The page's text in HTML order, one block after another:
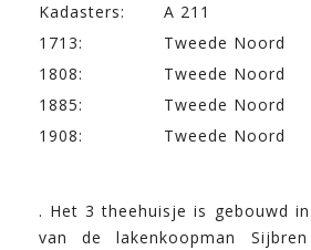
Kadasters:
A 211
1713:
Tweede Noord
1808:
Tweede Noord
1885:
Tweede Noord
1908:
Tweede Noord
. Het 3 theehuisje is gebouwd
van de lakenkoopman